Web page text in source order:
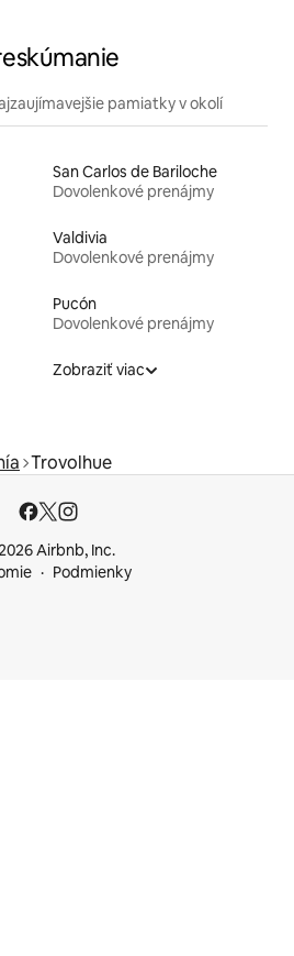
pamiatky v okolí
San Carlos de Bariloche
Dovolenkové prenájmy
Valdivia
Dovolenkové prenájmy
Pucón
Dovolenkové prenájmy
Zobraziť viac
Trovolhue
Airbnb, Inc.
Podmienky